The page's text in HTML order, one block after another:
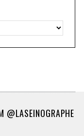
@LASEINOGRAPHE